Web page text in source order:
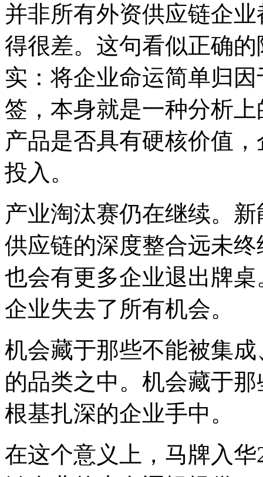
并非所有外资供应链企
得很差。这句看似正确
实：将企业命运简单归因
签，本身就是一种分析
产品是否具有硬核价值
投入。
产业淘汰赛仍在继续。
供应链的深度整合远未
也会有更多企业退出牌
企业失去了所有机会。
机会藏于那些不能被集
的品类之中。机会藏于
根基扎深的企业手中。
在这个意义上，马牌入